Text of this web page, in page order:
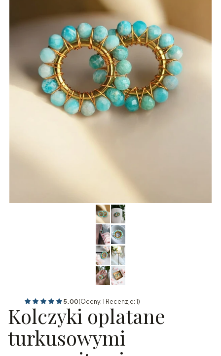
5.00(Oceny: 1 Recenzje: 1)
Kolczyki oplatane
turkusowymi